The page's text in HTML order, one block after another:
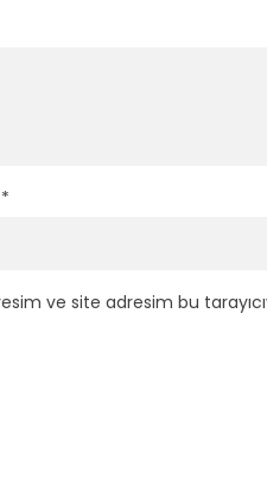
*
ve site adresim bu